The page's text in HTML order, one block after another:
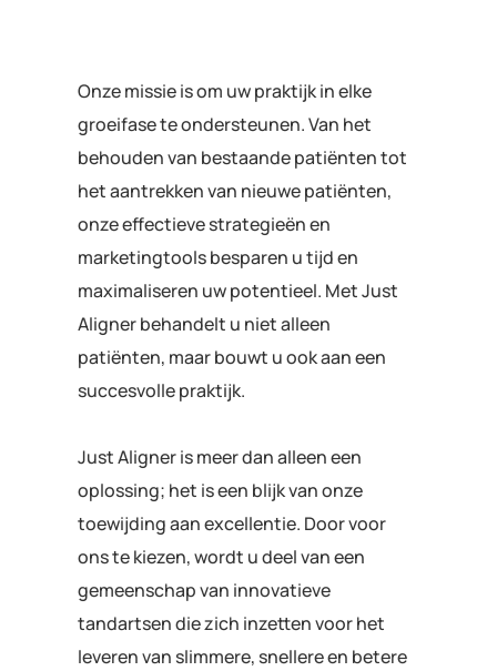
Onze missie is om uw praktijk in elke
groeifase te ondersteunen. Van het
behouden van bestaande patiënten tot
het aantrekken van nieuwe patiënten,
onze effectieve strategieën en
marketingtools besparen u tijd en
maximaliseren uw potentieel. Met Just
Aligner behandelt u niet alleen
patiënten, maar bouwt u ook aan een
succesvolle praktijk.
Just Aligner is meer dan alleen een
oplossing; het is een blijk van onze
toewijding aan excellentie. Door voor
ons te kiezen, wordt u deel van een
gemeenschap van innovatieve
tandartsen die zich inzetten voor het
leveren van slimmere, snellere en betere